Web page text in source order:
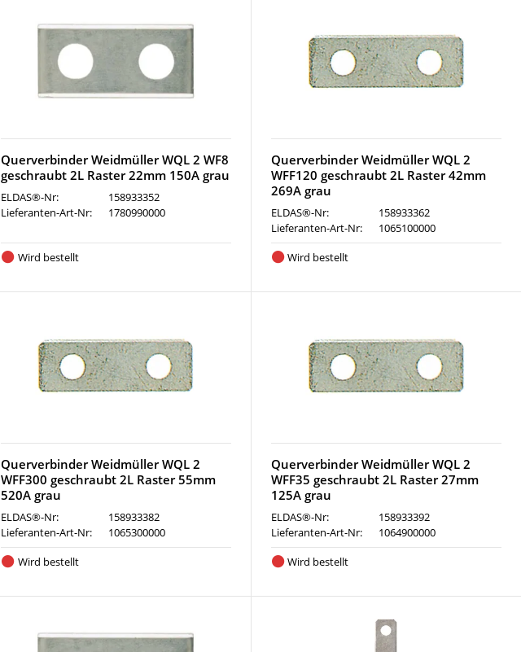
Querverbinder Weidmüller WQL 2 WF8
geschraubt 2L Raster 22mm 150A grau
ELDAS®-Nr:
158933352
Lieferanten-Art-Nr:
1780990000
Wird bestellt
Querverbinder Weidmüller WQL 2
WFF120 geschraubt 2L Raster 42mm
269A grau
ELDAS®-Nr:
158933362
Lieferanten-Art-Nr:
1065100000
Wird bestellt
Querverbinder Weidmüller WQL 2
WFF300 geschraubt 2L Raster 55mm
520A grau
ELDAS®-Nr:
158933382
Lieferanten-Art-Nr:
1065300000
Wird bestellt
Querverbinder Weidmüller WQL 2
WFF35 geschraubt 2L Raster 27mm
125A grau
ELDAS®-Nr:
158933392
Lieferanten-Art-Nr:
1064900000
Wird bestellt